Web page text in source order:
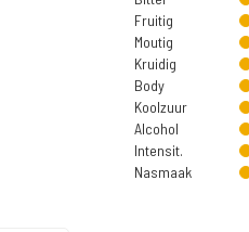
Fruitig
Moutig
Kruidig
Body
Koolzuur
Alcohol
Intensit.
Nasmaak